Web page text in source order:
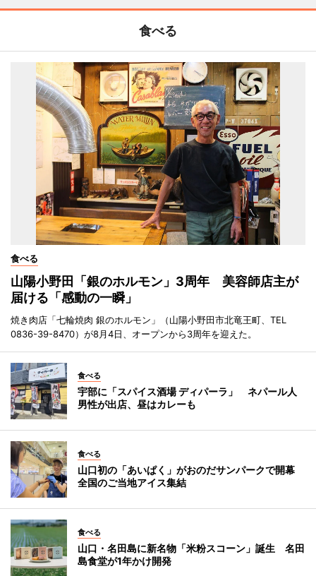
食べる
食べる
山陽小野田「銀のホルモン」3周年 美容師店主が
届ける「感動の一瞬」
焼き肉店「七輪焼肉 銀のホルモン」（山陽小野田市北竜王町、TEL
0836-39-8470）が8月4日、オープンから3周年を迎えた。
食べる
宇部に「スパイス酒場 ディパーラ」 ネパール人
男性が出店、昼はカレーも
食べる
山口初の「あいぱく」がおのだサンパークで開幕
全国のご当地アイス集結
食べる
山口・名田島に新名物「米粉スコーン」誕生 名田
島食堂が1年かけ開発